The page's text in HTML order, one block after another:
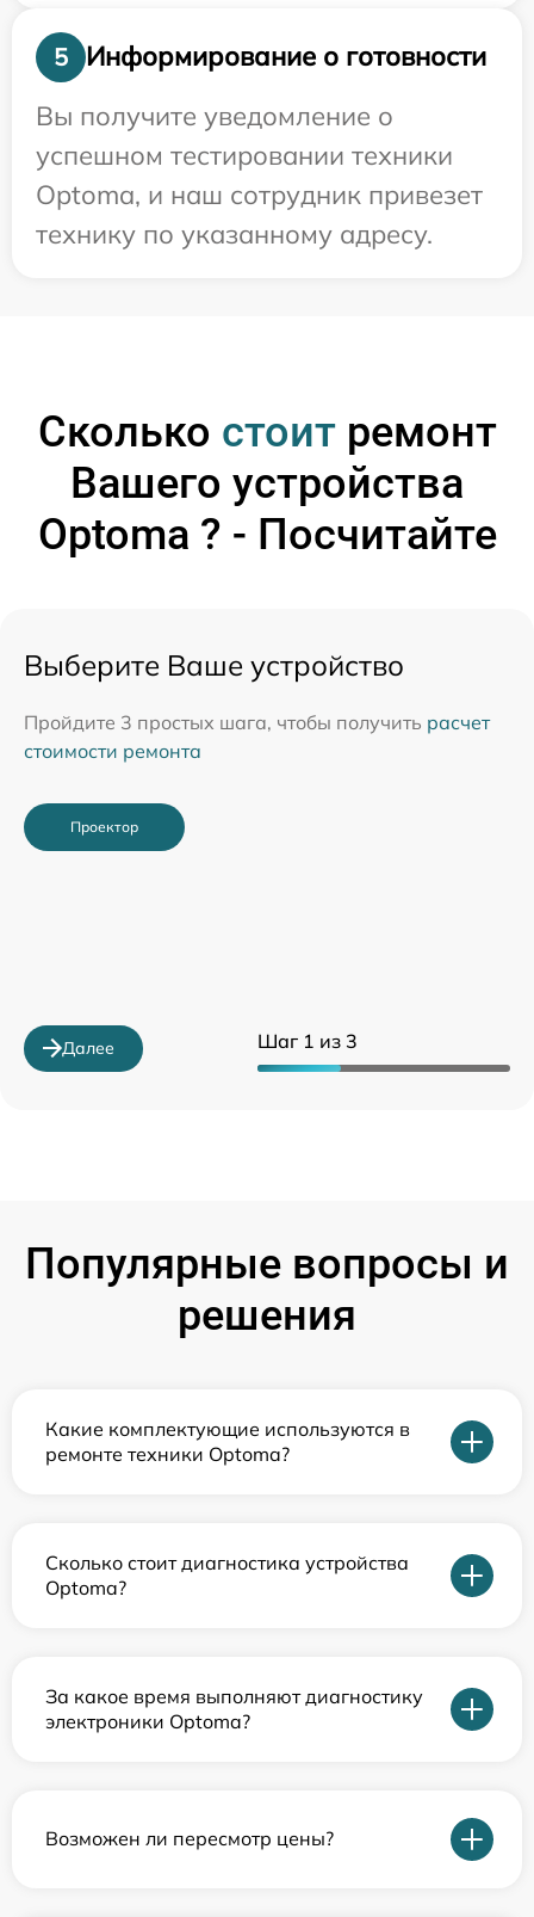
5
Информирование о готовности
Вы получите уведомление о
успешном тестировании техники
Optoma, и наш сотрудник привезет
технику по указанному адресу.
Сколько стоитремонт
Вашего устройства
Optoma ? - Посчитайте
Шаг 1 из 3
Выберите Ваше устройство
Пройдите 3 простых шага, чтобы получить расчет
стоимости ремонта
Проектор
Далее
Популярные вопросы и
решения
Какие комплектующие используются в
ремонте техники Optoma?
Сколько стоит диагностика устройства
Optoma?
За какое время выполняют диагностику
электроники Optoma?
Возможен ли пересмотр цены?